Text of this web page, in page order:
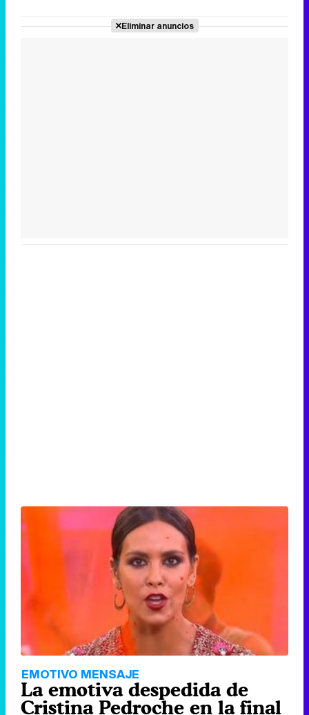
Eliminar anuncios
EMOTIVO MENSAJE
La emotiva despedida de
Cristina Pedroche en la final